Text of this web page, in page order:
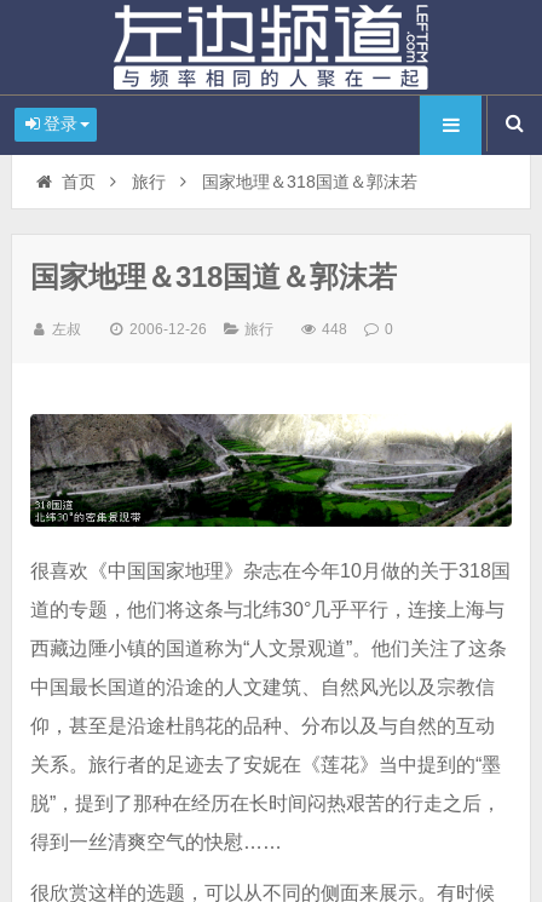
登录
首页 旅行 国家地理＆318国道＆郭沫若
国家地理＆318国道＆郭沫若
左叔 2006-12-26 旅行 448 0
很喜欢《中国国家地理》杂志在今年10月做的关于318国
道的专题，他们将这条与北纬30°几乎平行，连接上海与
西藏边陲小镇的国道称为“人文景观道”。他们关注了这条
中国最长国道的沿途的人文建筑、自然风光以及宗教信
仰，甚至是沿途杜鹃花的品种、分布以及与自然的互动
关系。旅行者的足迹去了安妮在《莲花》当中提到的“墨
脱”，提到了那种在经历在长时间闷热艰苦的行走之后，
得到一丝清爽空气的快慰……
很欣赏这样的选题，可以从不同的侧面来展示。有时候